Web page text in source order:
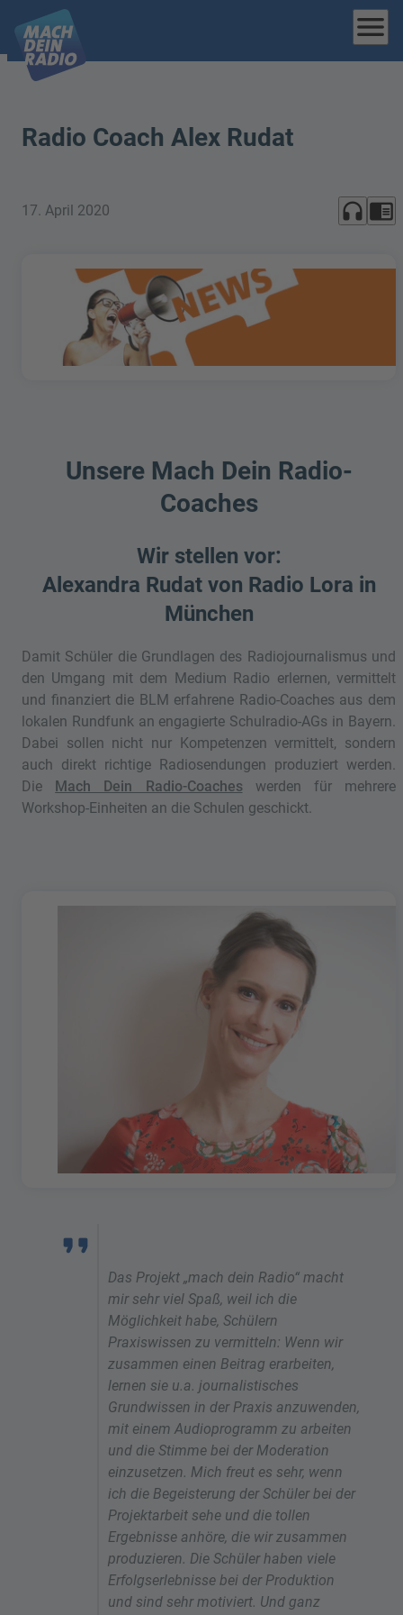
menu
Radio Coach Alex Rudat
17. April 2020 headphones chrome_reader_mode
Unsere Mach Dein Radio-
Coaches
Wir stellen vor:
Alexandra Rudat von Radio Lora in
München
Damit Schüler die Grundlagen des Radiojournalismus und
den Umgang mit dem Medium Radio erlernen, vermittelt
und finanziert die BLM erfahrene Radio-Coaches aus dem
lokalen Rundfunk an engagierte Schulradio-AGs in Bayern.
Dabei sollen nicht nur Kompetenzen vermittelt, sondern
auch direkt richtige Radiosendungen produziert werden.
Die Mach Dein Radio-Coacheswerden für mehrere
Workshop-Einheiten an die Schulen geschickt.
Das Projekt „mach dein Radio“ macht
mir sehr viel Spaß, weil ich die
Möglichkeit habe, Schülern
Praxiswissen zu vermitteln: Wenn wir
zusammen einen Beitrag erarbeiten,
lernen sie u.a. journalistisches
Grundwissen in der Praxis anzuwenden,
mit einem Audioprogramm zu arbeiten
und die Stimme bei der Moderation
einzusetzen. Mich freut es sehr, wenn
ich die Begeisterung der Schüler bei der
Projektarbeit sehe und die tollen
Ergebnisse anhöre, die wir zusammen
produzieren. Die Schüler haben viele
Erfolgserlebnisse bei der Produktion
und sind sehr motiviert. Und ganz